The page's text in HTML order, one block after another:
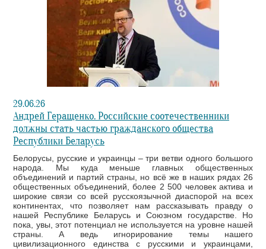
29.06.26
Андрей Геращенко. Российские соотечественники
должны стать частью гражданского общества
Республики Беларусь
Белорусы, русские и украинцы – три ветви одного большого
народа. Мы куда меньше главных общественных
объединений и партий страны, но всё же в наших рядах 26
общественных объединений, более 2 500 человек актива и
широкие связи со всей русскоязычной диаспорой на всех
континентах, что позволяет нам рассказывать правду о
нашей Республике Беларусь и Союзном государстве. Но
пока, увы, этот потенциал не используется на уровне нашей
страны. А ведь игнорирование темы нашего
цивилизационного единства с русскими и украинцами,